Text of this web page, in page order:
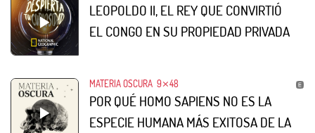
LEOPOLDO II, EL REY QUE CONVIRTIÓ
EL CONGO EN SU PROPIEDAD PRIVADA
MATERIA OSCURA 9⨯48
POR QUÉ HOMO SAPIENS NO ES LA
ESPECIE HUMANA MÁS EXITOSA DE LA